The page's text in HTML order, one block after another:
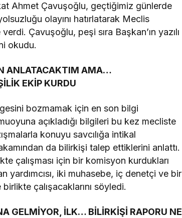
Ahmet Çavuşoğlu, geçtiğimiz günlerde
olayını hatırlatarak Meclis
Çavuşoğlu, peşi sıra Başkan’ın yazılı
okudu.
ANLATACAKTIM AMA…
EKİP KURDU
bozmamak için en son bilgi
açıkladığı bilgileri bu kez mecliste
konuyu savcılığa intikal
da bilirkişi talep ettiklerini anlattı.
çalışması için bir komisyon kurdukları
iki muhasebe, iç denetçi ve bir
çalışacaklarını söyledi.
GELMİYOR, İLK… BİLİRKİŞİ RAPORU NE